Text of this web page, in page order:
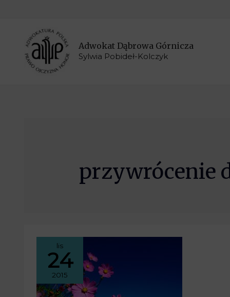
Adwokat Dąbrowa Górnicza
Sylwia Pobideł-Kolczyk
przywrócenie
lis
24
2015